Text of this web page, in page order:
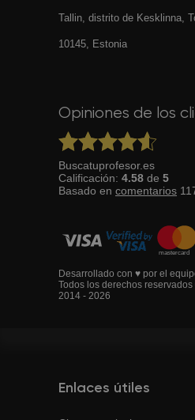
Tallin, distrito de Kesklinna,
10145, Estonia
Opiniones de los
Buscatuprofesor.es
Calificación: 4.58 de 5
Basado en comentarios
Desarrollado con ♥ por el
Todos los derechos
2014 - 2026
Enlaces útiles